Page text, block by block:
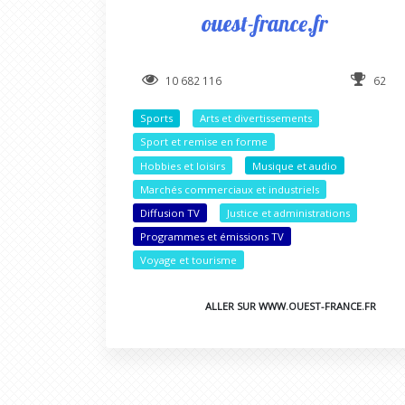
ouest-france.fr
10 682 116 62
Sports
Arts et divertissements
Sport et remise en forme
Hobbies et loisirs
Musique et audio
Marchés commerciaux et industriels
Diffusion TV
Justice et administrations
Programmes et émissions TV
Voyage et tourisme
ALLER SUR WWW.OUEST-FRANCE.FR